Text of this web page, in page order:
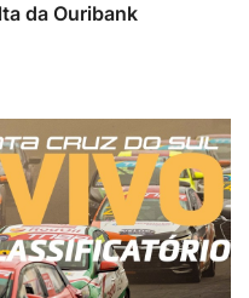
da Ouribank